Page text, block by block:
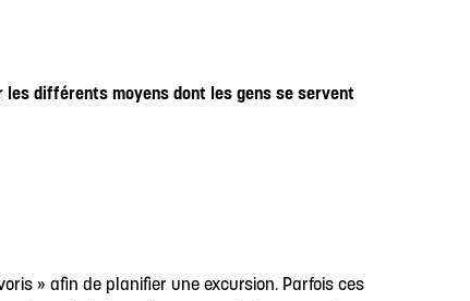
les différents moyens dont les gens se servent
» afin de planifier une excursion. Parfois ces